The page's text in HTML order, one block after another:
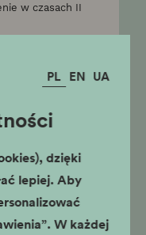
PL EN UA
dzięki
lepiej. Aby
W każdej
w czasach II
-
Schindlera
wiedzy
wybranych